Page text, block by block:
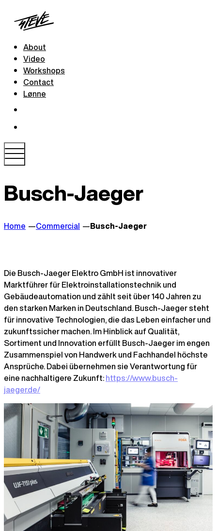
About
Video
Workshops
Contact
Lønne
Busch-Jaeger
Home Commercial Busch-Jaeger
Die Busch-Jaeger Elektro GmbH ist innovativer
Marktführer für Elektroinstallationstechnik und
Gebäudeautomation und zählt seit über 140 Jahren zu
den starken Marken in Deutschland. Busch-Jaeger steht
für innovative Technologien, die das Leben einfacher und
zukunftssicher machen. Im Hinblick auf Qualität,
Sortiment und Innovation erfüllt Busch-Jaeger im engen
Zusammenspiel von Handwerk und Fachhandel höchste
Ansprüche. Dabei übernehmen sie Verantwortung für
eine nachhaltigere Zukunft:https://www.busch-
jaeger.de/